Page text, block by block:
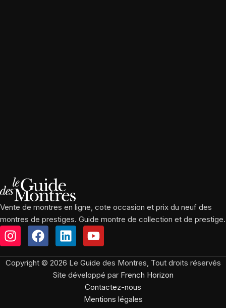
Vente de montres en ligne, cote occasion et prix du neuf des
montres de prestiges. Guide montre de collection et de prestige.
Copyright © 2026 Le Guide des Montres, Tout droits réservés
Site développé par French Horizon
Contactez-nous
Mentions légales